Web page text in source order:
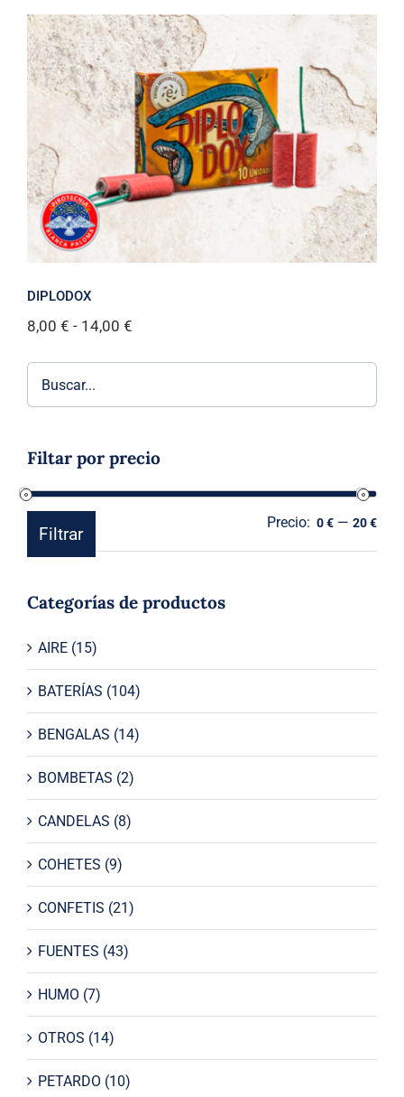
DIPLODOX
8,00 € - 14,00 €Rango
precios:
Filtar por precio
Filtrar
Precio: 0 € —20 €
Categorías de productos
AIRE (15)
BATERÍAS (104)
BENGALAS (14)
BOMBETAS (2)
CANDELAS (8)
COHETES (9)
CONFETIS (21)
FUENTES (43)
HUMO (7)
OTROS (14)
PETARDO (10)